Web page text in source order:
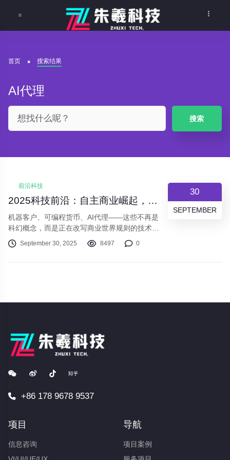
首页 搜索结果
AI代理
搜索
30
SEPTEMBER
前沿科技
2025科技前沿：自主商业崛起，AI智能体重塑未来竞争格局
机器客户、可编程货币、AI代理——这些不再是
科幻概念，而是正在改写商业世界规则的技术力
量。在2025年的今天，历经多年数字化转型的
企业正面临新的变革。人工智能与自动化的深度
September 30, 2025 8497 0
+86 178 9678 9537
项目
信息咨询
导航
项目案例